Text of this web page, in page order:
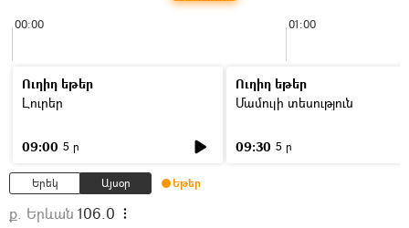
00:00 01:00
Ուղիղ եթեր
Լուրեր
09:00 5 ր
Ուղիղ եթեր
Մամուլի տեսություն
09:30 5 ր
Երեկ Այսօր Եթեր
ք. Երևան 106.0